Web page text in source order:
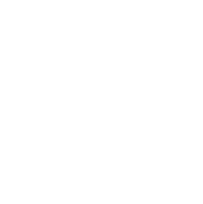
曲风，展现音乐人
默评书”打造北京风格，“坚守稳固”第二时段，
！你好星期六，精彩看不够！
题栏目。以东北独有的幽
最顶的舞台+最真的故事，让每个beat都成为年
日开播的讲座式栏目，栏目宗旨为建构时代常